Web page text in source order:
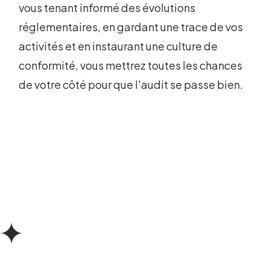
vous tenant informé des évolutions
réglementaires, en gardant une trace de vos
activités et en instaurant une culture de
conformité, vous mettrez toutes les chances
de votre côté pour que l'audit se passe bien.